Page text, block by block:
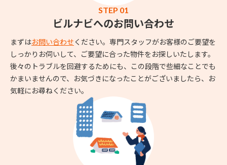
STEP 01
ビルナビへのお問い合わせ
まずはお問い合わせ ください。専門スタッフがお客様のご要望を
しっかりお伺いして、ご要望に合った物件をお探しいたします。
後々のトラブルを回避するためにも、この段階で些細なことでも
かまいませんので、お気づきになったことがございましたら、お
気軽にお尋ねください。